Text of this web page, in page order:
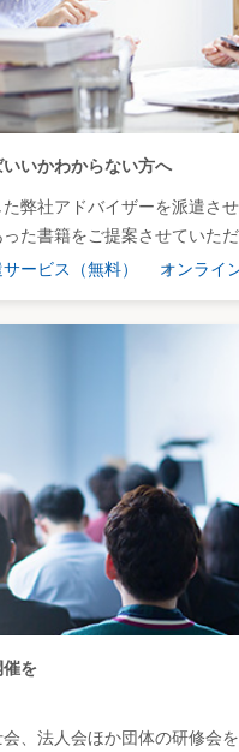
いかわからない方へ
弊社アドバイザーを派遣さ
た書籍をご提案させていただ
ービス（無料）
オンライ
催を
、法人会ほか団体の研修会